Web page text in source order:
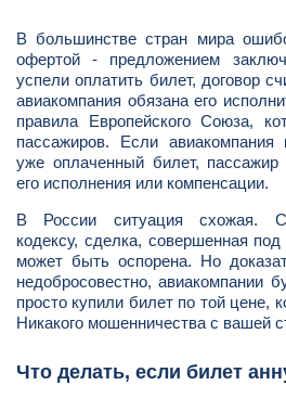
В большинстве стран мира
офертой - предложением
успели оплатить билет, договор
авиакомпания обязана его
правила Европейского Союза,
пассажиров. Если авиакомпания
уже оплаченный билет, пассажир
его исполнения или компенсации.
В России ситуация схожая.
кодексу, сделка, совершенная
может быть оспорена. Но
недобросовестно, авиакомпании
просто купили билет по той цене,
Никакого мошенничества с вашей
Что делать, если билет